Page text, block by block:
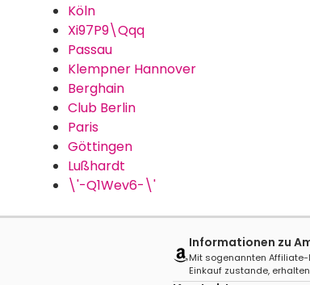
Köln
Xi97P9\Qqq
Passau
Klempner Hannover
Berghain
Club Berlin
Paris
Göttingen
Lußhardt
\'-Q1Wev6-\'
Informationen zu
Mit sogenannten Affiliate-
Einkauf zustande,